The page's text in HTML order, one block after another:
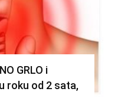
GRLO i
roku od 2 sata,